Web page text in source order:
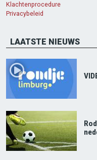
Klachtenprocedure
Privacybeleid
LAATSTE NIEUWS